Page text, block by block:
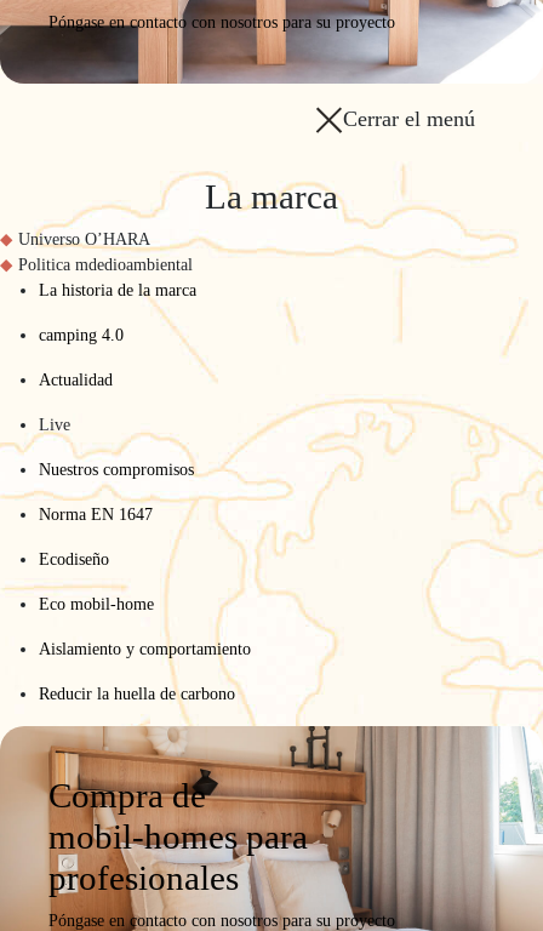
Póngase en contacto con nosotros para su proyecto
Cerrar el menú
La marca
Universo O’HARA
Politica mdedioambiental
La historia de la marca
camping 4.0
Actualidad
Live
Nuestros compromisos
Norma EN 1647
Ecodiseño
Eco mobil-home
Aislamiento y comportamiento
Reducir la huella de carbono
Compra de
mobil-homes para
profesionales
Póngase en contacto con nosotros para su proyecto